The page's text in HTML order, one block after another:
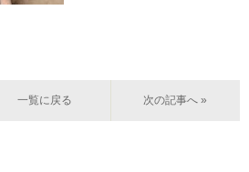
一覧に戻る 次の記事へ »